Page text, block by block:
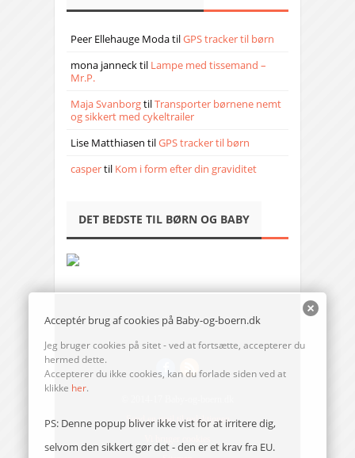
Peer Ellehauge ModatilGPS tracker til børn
mona jannecktil Lampe med tissemand –
Mr.P.
Maja SvanborgtilTransporter børnene nemt
og sikkert med cykeltrailer
Lise Matthiasen tilGPS tracker til børn
caspertil Kom i form efter din graviditet
DET BEDSTE TIL BØRN OG BABY
Send en mail til redaktionen
Acceptér brug af cookies på Baby-og-boern.dk
Jeg bruger cookies på sitet - ved at fortsætte, accepterer du
hermed dette.
Accepterer du ikke cookies, kan du forlade siden ved at
klikke her.
PS: Denne popup bliver ikke vist for at irritere dig,
selvom den sikkert gør det - den er et krav fra EU.